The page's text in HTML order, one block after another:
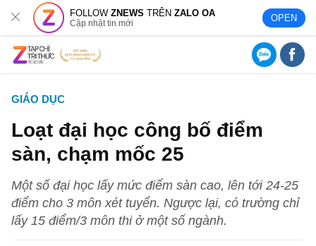
FOLLOWZNEWS TRÊNZALO OA
Cập nhật tin mới OPEN
GIÁO DỤC
Loạt đại học công bố điểm
sàn, chạm mốc 25
Một số đại học lấy mức điểm sàn cao, lên tới 24-25
điểm cho 3 môn xét tuyển. Ngược lại, có trường chỉ
lấy 15 điểm/3 môn thi ở một số ngành.